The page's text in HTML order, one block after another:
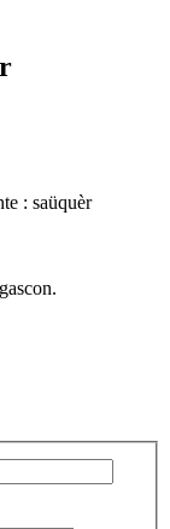
: saüquèr